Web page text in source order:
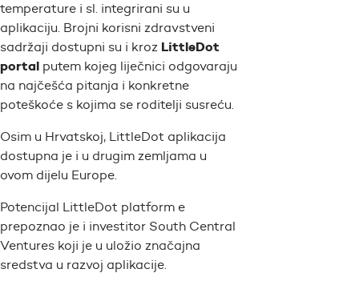
temperature i sl. integrirani su u
aplikaciju. Brojni korisni zdravstveni
sadržaji dostupni su i kroz LittleDot
portal putem kojeg liječnici odgovaraju
na najčešća pitanja i konkretne
poteškoće s kojima se roditelji susreću.
Osim u Hrvatskoj, LittleDot aplikacija
dostupna je i u drugim zemljama u
ovom dijelu Europe.
Potencijal LittleDot platform e
prepoznao je i investitor South Central
Ventures koji je u uložio značajna
sredstva u razvoj aplikacije.